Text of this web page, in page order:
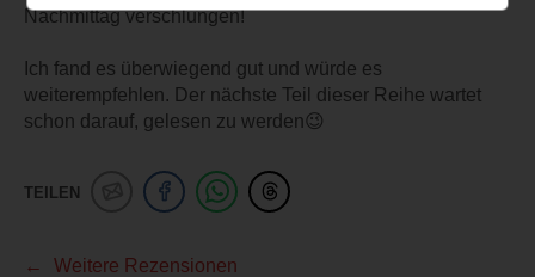
Nachmittag verschlungen!
Ich fand es überwiegend gut und würde es
weiterempfehlen. Der nächste Teil dieser Reihe wartet
schon darauf, gelesen zu werden😉
TEILEN
Weitere Rezensionen